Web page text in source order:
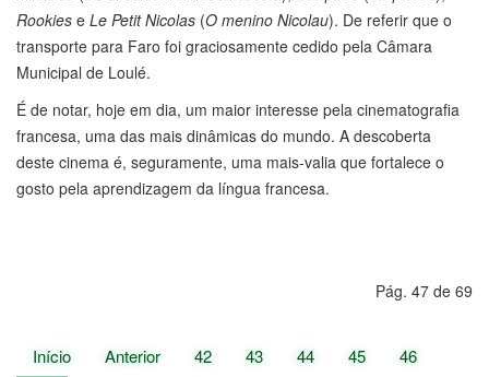
Rookies e Le Petit Nicolas (O menino Nicolau). De referir que o
transporte para Faro foi graciosamente cedido pela Câmara
Municipal de Loulé.
É de notar, hoje em dia, um maior interesse pela cinematografia
francesa, uma das mais dinâmicas do mundo. A descoberta
deste cinema é, seguramente, uma mais-valia que fortalece o
gosto pela aprendizagem da língua francesa.
Pág. 47 de 69
Início Anterior 42 43 44 45
46